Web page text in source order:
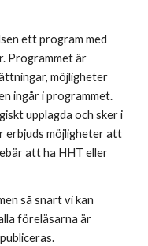
ett program med
Programmet är
möjligheter
ingår i programmet.
upplagda och sker i
erbjuds möjligheter att
att ha HHT eller
så snart vi kan
föreläsarna är